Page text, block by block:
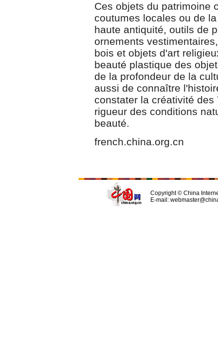
Ces objets du patrimoine
coutumes locales ou de
haute antiquité, outils de
ornements
bois et objets d'art
beauté plastique des
de la profondeur de la
aussi de connaître
constater la créativité
rigueur des conditions
beauté.
french.china.org.cn
Copyright © China
E-mail: